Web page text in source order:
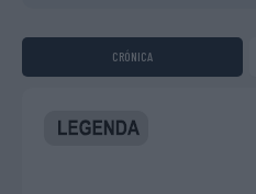
CRÓNICA